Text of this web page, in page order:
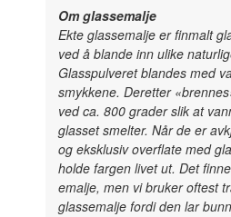
Om glassemalje
Ekte glassemalje er finmalt
ved å blande inn ulike
Glasspulveret blandes med
smykkene. Deretter
ved ca. 800 grader slik at
glasset smelter. Når de er
og eksklusiv overflate med
holde fargen livet ut. Det
emalje, men vi bruker oftest
glassemalje fordi den lar